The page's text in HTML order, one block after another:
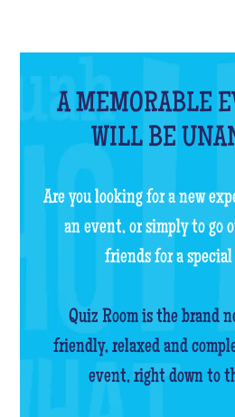
A MEMORABLE
WILL BE
Are you looking for a new
an event, or simply to go
friends for a
Quiz Room is the brand
friendly, relaxed and
event, right down to